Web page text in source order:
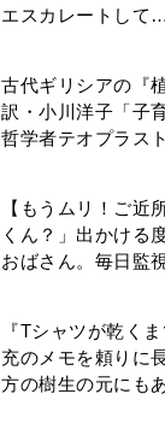
古代ギリシアの『
哲学者テオプラス
年」
【もうムリ！ご近
おばさん。毎日監
り…【第1話】
『Tシャツが乾く
方の樹生の元にも
レあり＞
明日の『風、薫る